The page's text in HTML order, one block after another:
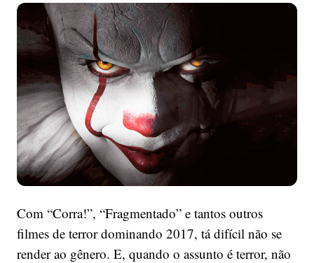
do
Stephen
King
para
ficar
de
olho
Com “Corra!”, “Fragmentado” e tantos outros
filmes de terror dominando 2017, tá difícil não se
render ao gênero. E, quando o assunto é terror, não